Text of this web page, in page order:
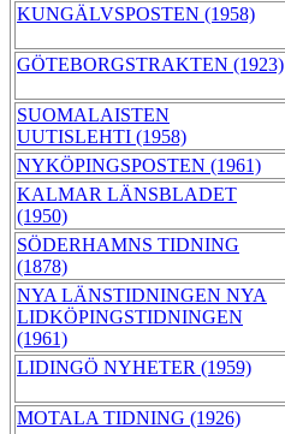
KUNGÄLVSPOSTEN (1958)
GÖTEBORGSTRAKTEN (1923)
SUOMALAISTEN
UUTISLEHTI (1958)
NYKÖPINGSPOSTEN (1961)
KALMAR LÄNSBLADET
(1950)
SÖDERHAMNS TIDNING
(1878)
NYA LÄNSTIDNINGEN NYA
LIDKÖPINGSTIDNINGEN
(1961)
LIDINGÖ NYHETER (1959)
MOTALA TIDNING (1926)